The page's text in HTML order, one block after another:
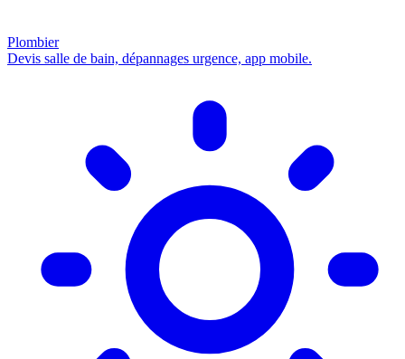
Plombier
Devis salle de bain, dépannages urgence, app mobile.